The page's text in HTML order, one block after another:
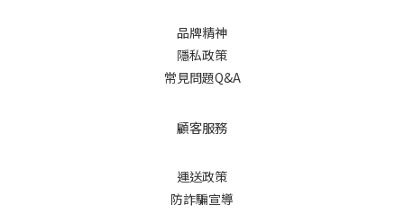
品牌精神
隱私政策
常見問題Q&A
顧客服務
運送政策
防詐騙宣導